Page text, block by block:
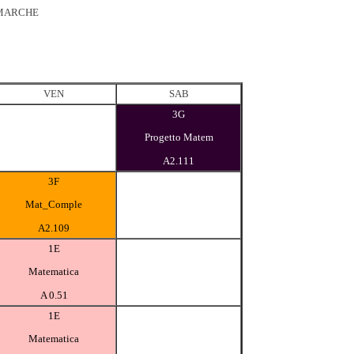
VEN
SAB
3G
Progetto Matem
A2.111
3F
Mat_Comple
A2.109
1E
Matematica
A 0.51
1E
Matematica